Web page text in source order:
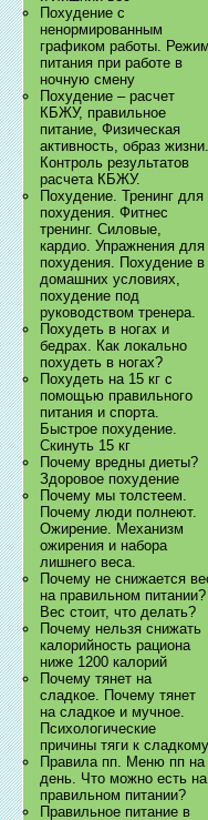
Похудение с
ненормированным
графиком работы. Режим
питания при работе в
ночную смену
Похудение – расчет
КБЖУ, правильное
питание, Физическая
активность, образ жизни.
Контроль результатов
расчета КБЖУ.
Похудение. Тренинг для
похудения. Фитнес
тренинг. Силовые,
кардио. Упражнения для
похудения. Похудение в
домашних условиях,
похудение под
руководством тренера.
Похудеть в ногах и
бедрах. Как локально
похудеть в ногах?
Похудеть на 15 кг с
помощью правильного
питания и спорта.
Быстрое похудение.
Скинуть 15 кг
Почему вредны диеты?
Здоровое похудение
Почему мы толстеем.
Почему люди полнеют.
Ожирение. Механизм
ожирения и набора
лишнего веса.
Почему не снижается
на правильном питании?
Вес стоит, что делать?
Почему нельзя снижать
калорийность рациона
ниже 1200 калорий
Почему тянет на
сладкое. Почему тянет
на сладкое и мучное.
Психологические
причины тяги к
Правила пп. Меню пп на
день. Что можно есть на
правильном питании?
Правильное питание в